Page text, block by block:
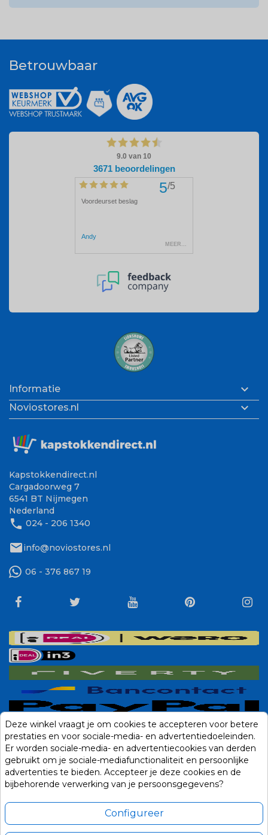
Betrouwbaar
Informatie 
Noviostores.nl 
Kapstokkendirect.nl
Cargadoorweg 7
6541 BT Nijmegen
Nederland
phone 024 - 206 1340
mailinfo@noviostores.nl
06 - 376 867 19
Deze winkel vraagt je om cookies te accepteren voor betere
prestaties en voor sociale-media- en advertentiedoeleinden.
Er worden sociale-media- en advertentiecookies van derden
gebruikt om je sociale-mediafunctionaliteit en persoonlijke
advertenties te bieden. Accepteer je deze cookies en de
bijbehorende verwerking van je persoonsgegevens?
Configureer